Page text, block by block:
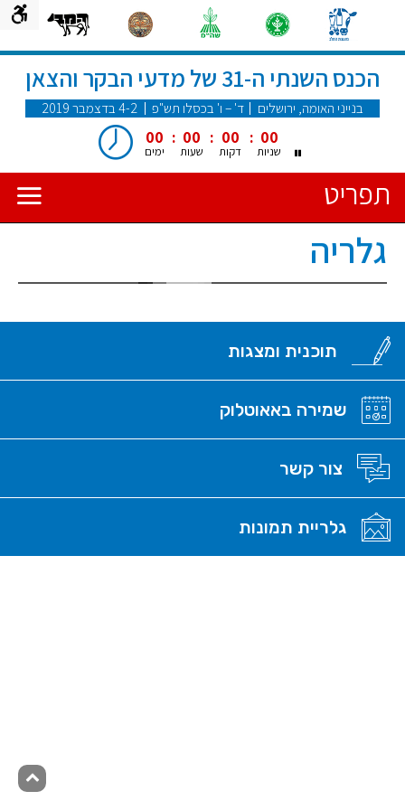
הכנס השנתי ה-31 של מדעי הבקר והצאן
בנייני האומה, ירושלים ד' – ו' בכסלו תש"פ 2‏-4 בדצמבר 2019
00
ימים
00
שעות
00
דקות
00
שניות
תפריט
תוכנית ומצגות
שמירה באאוטלוק
קובץ
ics
נפתח
בחלון
חדש
צור קשר
גלריית תמונות
גלריה